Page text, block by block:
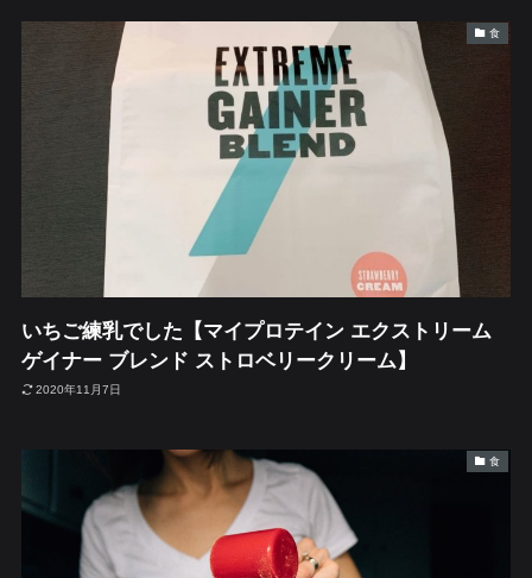
食
いちご練乳でした【マイプロテイン エクストリーム
ゲイナー ブレンド ストロベリークリーム】
2020年11月7日
食